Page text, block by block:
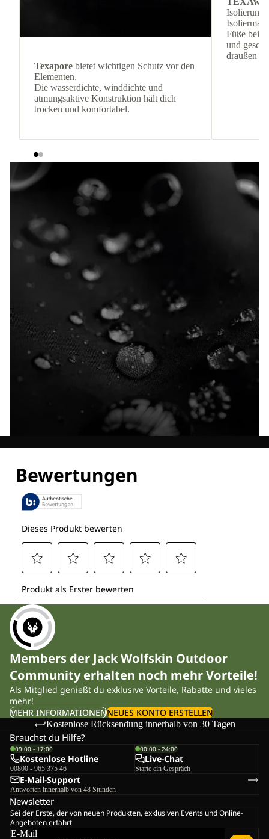
Texapore bietet wichtigen Schutz vor den
Elementen.
Die wasserdichte, winddichte und
atmungsaktive Konstruktion hält dich
trocken und komfortabel.
Isolierung
Füße bei
und
draußen
Members der Jack Wolfskin Outdoor
Community erhalten noch mehr Vorteile!
Als Mitglied genießt du exklusive Vorteile, Rabatte und vieles
mehr!
MEHR INFORMATIONENNEUES KONTO ERSTELLEN
Kostenlose Rücksendung innerhalb von 30 Tagen
Brauchst du Hilfe?
09:00 - 17:00
Kostenlose Hotline
00800 - 965 375 46
00:00 - 24:00
Live-Chat
Starte ein Gespräch
E-Mail-Support
Antworten innerhalb von 48 Stunden
Newsletter
Sei der Erste, der von neuen Produkten, exklusiven Events und Online-
Angeboten erfährt
E-Mail